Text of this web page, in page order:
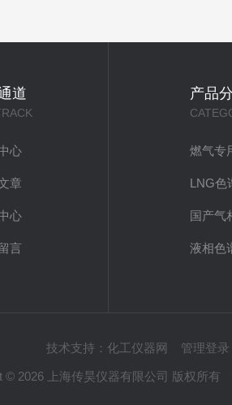
道
心
章
心
言
产品
燃气专
LNG色
国产气
液相色
技术支持： 化工仪器网 管理登录
© 2026 上海传昊仪器有限公司 版权所有